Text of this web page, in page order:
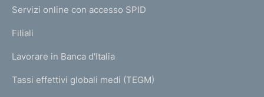
e
a
g
N
K
T
I
Servizi online con accesso SPID
Filiali
Lavorare in Banca d'Italia
Tassi effettivi globali medi (TEGM)